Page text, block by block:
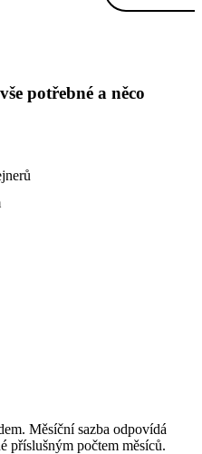
vše potřebné a něco
Měsíční sazba odpovídá
příslušným počtem měsíců.